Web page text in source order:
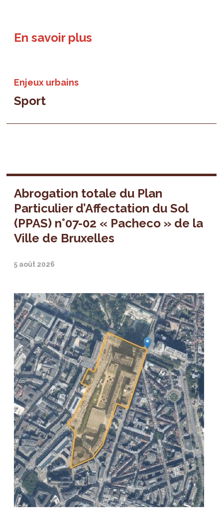
En savoir plus
Enjeux urbains
Sport
Abrogation totale du Plan
Particulier d’Affectation du Sol
(PPAS) n°07-02 « Pacheco » de la
Ville de Bruxelles
5 août 2026